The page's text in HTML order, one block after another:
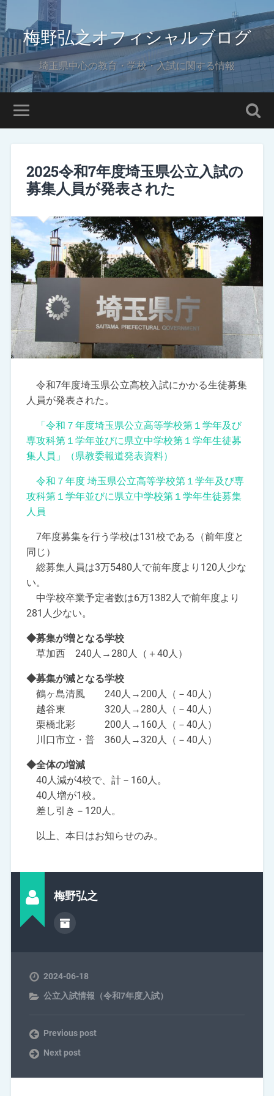
梅野弘之オフィシャルブログ
埼玉県中心の教育・学校・入試に関する情報
2025令和7年度埼玉県公立入試の
募集人員が発表された
令和7年度埼玉県公立高校入試にかかる生徒募集
人員が発表された。
「令和７年度埼玉県公立高等学校第１学年及び
専攻科第１学年並びに県立中学校第１学年生徒募
集人員」（県教委報道発表資料）
令和７年度 埼玉県公立高等学校第１学年及び専
攻科第１学年並びに県立中学校第１学年生徒募集
人員
7年度募集を行う学校は131校である（前年度と
同じ）
総募集人員は3万5480人で前年度より120人少な
い。
中学校卒業予定者数は6万1382人で前年度より
281人少ない。
◆募集が増となる学校
草加西 240人→280人（＋40人）
◆募集が減となる学校
鶴ヶ島清風 240人→200人（－40人）
越谷東 320人→280人（－40人）
栗橋北彩 200人→160人（－40人）
川口市立・普 360人→320人（－40人）
◆全体の増減
40人減が4校で、計－160人。
40人増が1校。
差し引き－120人。
以上、本日はお知らせのみ。
梅野弘之
2024-06-18
公立入試情報（令和7年度入試）
Previous post
Next post